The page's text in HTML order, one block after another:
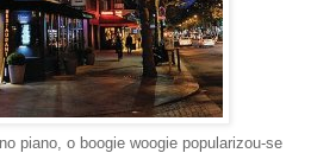
piano, o boogie woogie popularizou-se